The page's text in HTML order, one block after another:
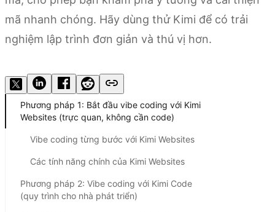
mã nhanh chóng. Hãy dùng thử Kimi để có trải
nghiệm lập trình đơn giản và thú vị hơn.
Phương pháp 1: Bắt đầu vibe coding với Kimi
Websites (trực quan, không cần code)
Vibe coding từng bước với Kimi Websites
Các tính năng chính của Kimi Websites
Phương pháp 2: Vibe coding với Kimi Code
(quy trình cho nhà phát triển)